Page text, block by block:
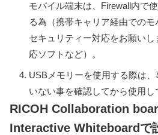
モバイル端末は、Firewall内で
る為（携帯キャリア経由での
セキュリティー対応をお願い
応ソフトなど）。
USBメモリーを使用する際は
いない事を確認してから使用し
RICOH Collaboration
Interactive Whiteboardで